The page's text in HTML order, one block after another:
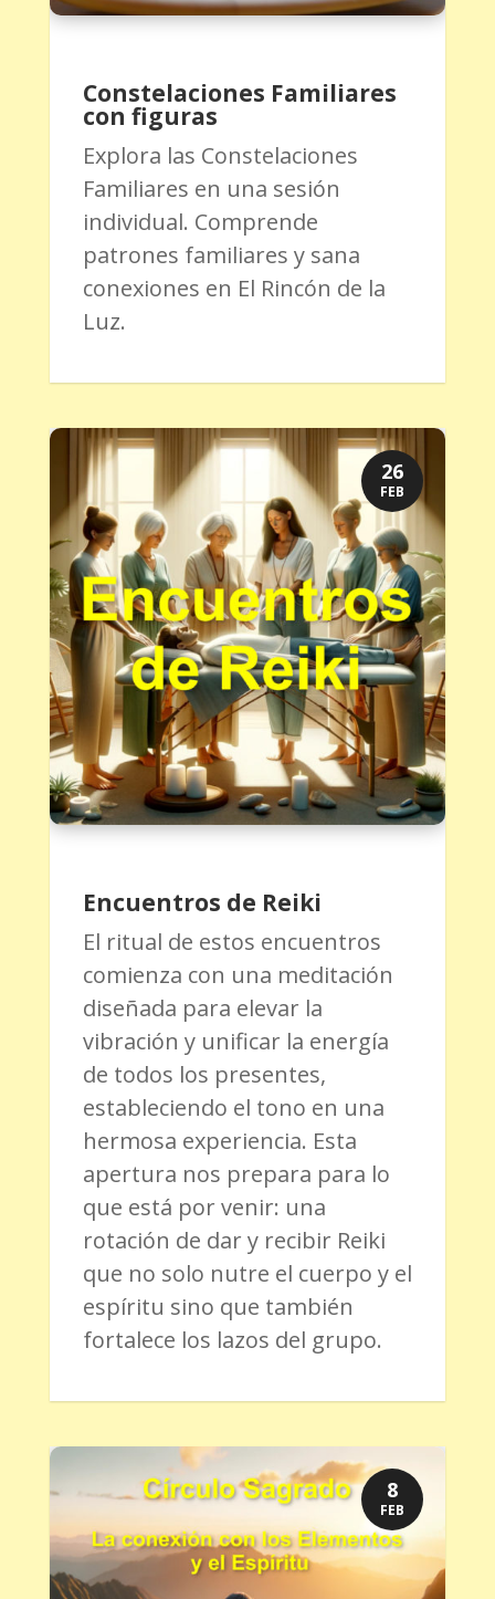
Constelaciones Familiares
con figuras
Explora las Constelaciones
Familiares en una sesión
individual. Comprende
patrones familiares y sana
conexiones en El Rincón de la
Luz.
Encuentros de Reiki
El ritual de estos encuentros
comienza con una meditación
diseñada para elevar la
vibración y unificar la energía
de todos los presentes,
estableciendo el tono en una
hermosa experiencia. Esta
apertura nos prepara para lo
que está por venir: una
rotación de dar y recibir Reiki
que no solo nutre el cuerpo y el
espíritu sino que también
fortalece los lazos del grupo.
26
FEB
8
FEB